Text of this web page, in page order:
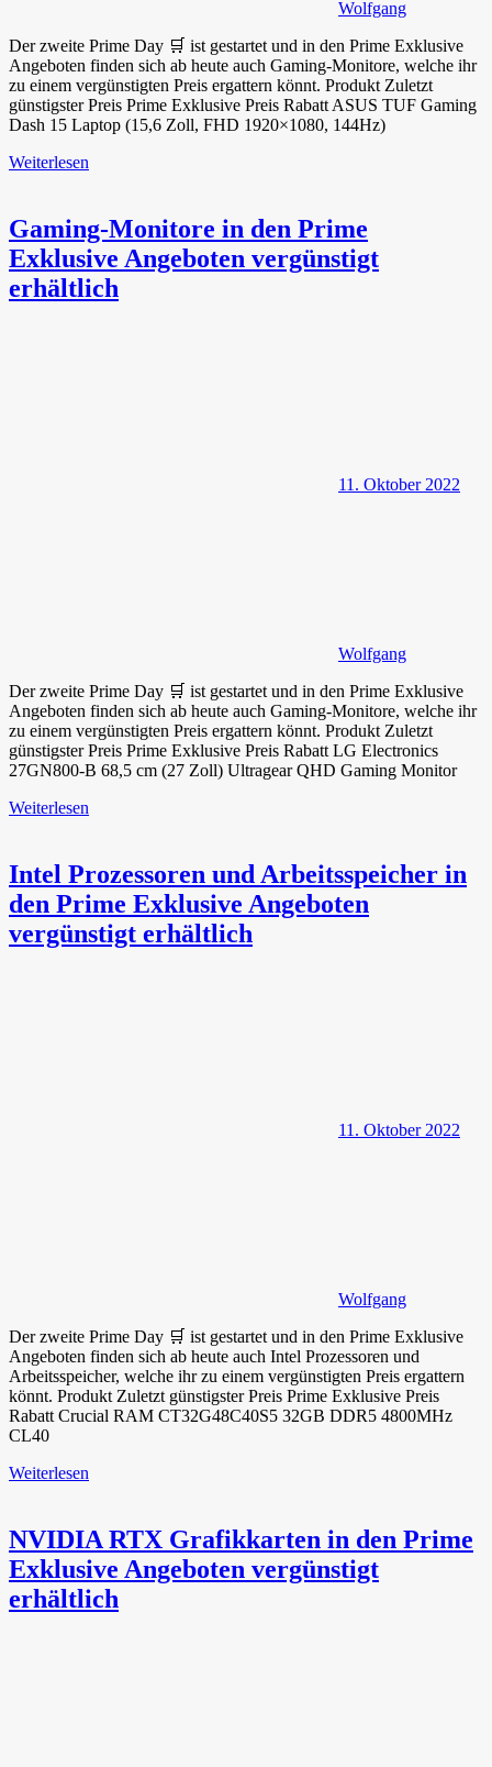
Wolfgang
Der zweite Prime Day 🛒 ist gestartet und in den Prime Exklusive
Angeboten finden sich ab heute auch Gaming-Monitore, welche ihr
zu einem vergünstigten Preis ergattern könnt. Produkt Zuletzt
günstigster Preis Prime Exklusive Preis Rabatt ASUS TUF Gaming
Dash 15 Laptop (15,6 Zoll, FHD 1920×1080, 144Hz)
Weiterlesen
Gaming-Monitore in den Prime
Exklusive Angeboten vergünstigt
erhältlich
11. Oktober 2022
Wolfgang
Der zweite Prime Day 🛒 ist gestartet und in den Prime Exklusive
Angeboten finden sich ab heute auch Gaming-Monitore, welche ihr
zu einem vergünstigten Preis ergattern könnt. Produkt Zuletzt
günstigster Preis Prime Exklusive Preis Rabatt LG Electronics
27GN800-B 68,5 cm (27 Zoll) Ultragear QHD Gaming Monitor
Weiterlesen
Intel Prozessoren und Arbeitsspeicher in
den Prime Exklusive Angeboten
vergünstigt erhältlich
11. Oktober 2022
Wolfgang
Der zweite Prime Day 🛒 ist gestartet und in den Prime Exklusive
Angeboten finden sich ab heute auch Intel Prozessoren und
Arbeitsspeicher, welche ihr zu einem vergünstigten Preis ergattern
könnt. Produkt Zuletzt günstigster Preis Prime Exklusive Preis
Rabatt Crucial RAM CT32G48C40S5 32GB DDR5 4800MHz
CL40
Weiterlesen
NVIDIA RTX Grafikkarten in den Prime
Exklusive Angeboten vergünstigt
erhältlich